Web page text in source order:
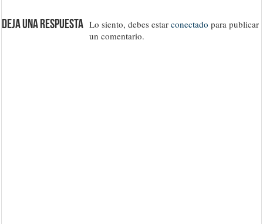
Deja una respuesta Lo siento, debes estarconectado para publicar
un comentario.